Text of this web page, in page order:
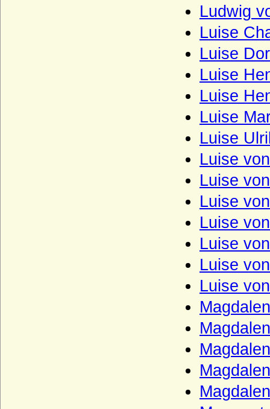
Ludwig
Luise
Luise
Luise
Luise
Luise
Luise
Luise
Luise
Luise
Luise
Luise
Luise
Luise